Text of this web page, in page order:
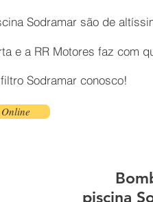
Sodramar são de
e a RR Motores faz com
Sodramar conosco!
piscina